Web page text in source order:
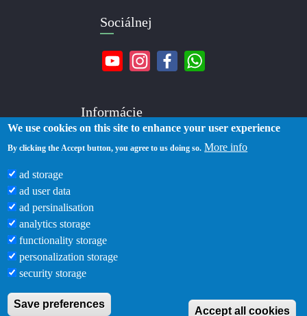
Sociálnej
Informácie
O nás
Zásady ochrany osobných údajov
Podmienky používania
Blog
We use cookies on this site to enhance your user experience
By clicking the Accept button, you agree to us doing so. More info
ad storage
ad user data
ad persinalisation
analytics storage
functionality storage
personalization storage
security storage
Save preferences
Accept all cookies